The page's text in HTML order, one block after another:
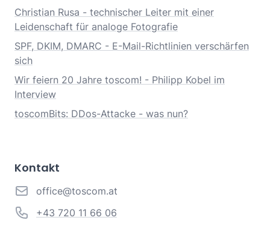
Christian Rusa - technischer Leiter mit einer
Leidenschaft für analoge Fotografie
SPF, DKIM, DMARC - E-Mail-Richtlinien verschärfen
sich
Wir feiern 20 Jahre toscom! - Philipp Kobel im
Interview
toscomBits: DDos-Attacke - was nun?
Kontakt
office@toscom.at
+43 720 11 66 06